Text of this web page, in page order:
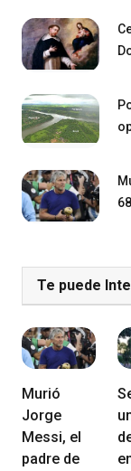
Te puede
Murió
Jorge
Messi, el
padre de